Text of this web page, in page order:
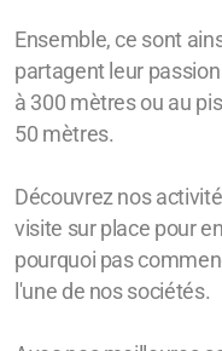
Ensemble, ce sont
partagent leur
à 300 mètres ou au
50 mètres.
Découvrez nos
visite sur place pour
pourquoi pas
l'une de nos sociétés.